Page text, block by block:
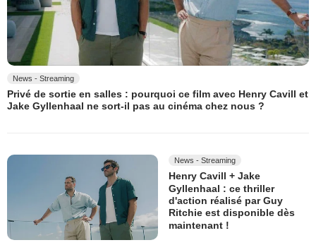
News - Streaming
Privé de sortie en salles : pourquoi ce film avec Henry Cavill et
Jake Gyllenhaal ne sort-il pas au cinéma chez nous ?
News - Streaming
Henry Cavill + Jake
Gyllenhaal : ce thriller
d'action réalisé par Guy
Ritchie est disponible dès
maintenant !